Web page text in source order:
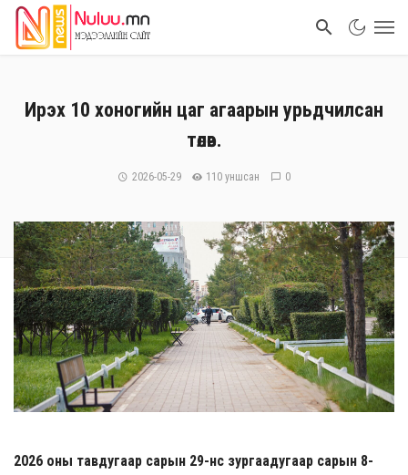
Ирэх 10 хоногийн цаг агаарын урьдчилсан
төлөв.
2026-05-29 110 уншсан 0
2026 оны тавдугаар сарын 29-нөөс зургаадугаар сарын 8-